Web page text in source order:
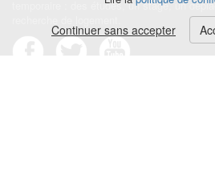
temporaire : des études, un stage, un
Continuer sans accepter